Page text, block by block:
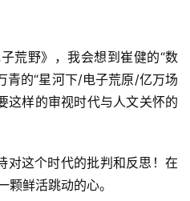
荒野》，我会想到崔健的“数
青的“星河下/电子荒原/亿万场
这样的审视时代与人文关怀的
对这个时代的批判和反思！在
颗鲜活跳动的心。